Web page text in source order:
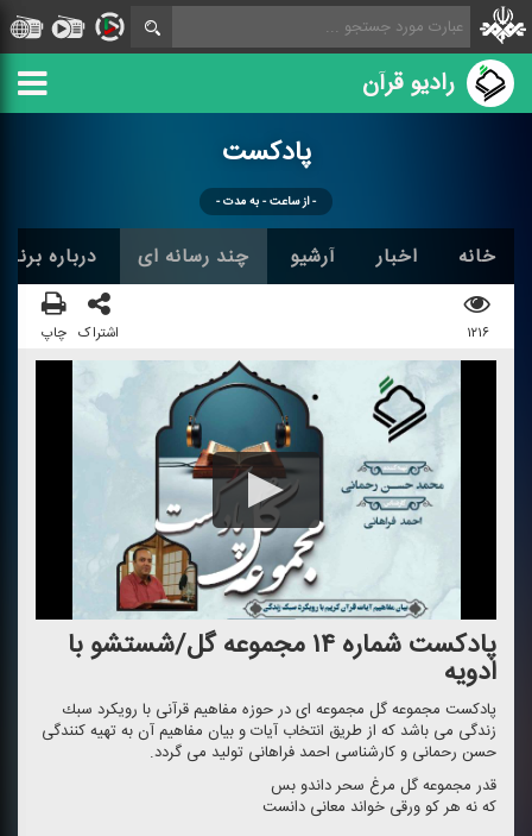
رادیو قرآن
پادكست
- از ساعت - به مدت -
خانه اخبار آرشیو چند رسانه ای درباره
۱۲۱۶ اشتراک چاپ
پادكست شماره ۱۴ مجموعه گل/شستشو با
ادویه
پادكست مجموعه گل مجموعه ای در حوزه مفاهیم قرآنی با رویكرد سبك
زندگی می باشد كه از طریق انتخاب آیات و بیان مفاهیم آن به تهیه كنندگی
حسن رحمانی و كارشناسی احمد فراهانی تولید می گردد.
قدر مجموعه گل مرغ سحر داندو بس
كه نه هر كو ورقی خواند معانی دانست